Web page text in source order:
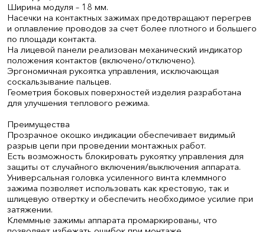
Ширина модуля – 18 мм.
Насечки на контактных зажимах предотвращают перегрев
и оплавление проводов за счет более плотного и большего
по площади контакта.
На лицевой панели реализован механический индикатор
положения контактов (включено/отключено).
Эргономичная рукоятка управления, исключающая
соскальзывание пальцев.
Геометрия боковых поверхностей изделия разработана
для улучшения теплового режима.
Преимущества
Прозрачное окошко индикации обеспечивает видимый
разрыв цепи при проведении монтажных работ.
Есть возможность блокировать рукоятку управления для
защиты от случайного включения/выключения аппарата.
Универсальная головка усиленного винта клеммного
зажима позволяет использовать как крестовую, так и
шлицевую отвертку и обеспечить необходимое усилие при
затяжении.
Клеммные зажимы аппарата промаркированы, что